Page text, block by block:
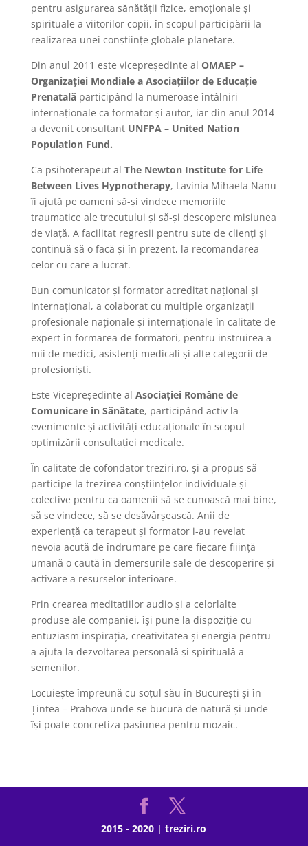
pentru asigurarea sănătății fizice, emoționale și
spirituale a viitorilor copii, în scopul participării la
realizarea unei conștiințe globale planetare.
Din anul 2011 este vicepreședinte al OMAEP –
Organizației Mondiale a Asociațiilor de Educație
Prenatalăparticipând la numeroase întâlniri
internaționale ca formator și autor, iar din anul 2014
a devenit consultant UNFPA – United Nation
Population Fund.
Ca psihoterapeut al The Newton Institute for Life
Between Lives Hypnotherapy, Lavinia Mihaela Nanu
îi ajută pe oameni să-și vindece memoriile
traumatice ale trecutului și să-și descopere misiunea
de viață. A facilitat regresii pentru sute de clienți și
continuă să o facă și în prezent, la recomandarea
celor cu care a lucrat.
Bun comunicator și formator acreditat național și
internațional, a colaborat cu multiple organizații
profesionale naționale și internaționale în calitate de
expert în formarea de formatori, pentru instruirea a
mii de medici, asistenți medicali și alte categorii de
profesioniști.
Este Vicepreședinte al Asociației Române de
Comunicare în Sănătate, participând activ la
evenimente și activități educaționale în scopul
optimizării consultației medicale.
În calitate de cofondator treziri.ro, și-a propus să
participe la trezirea conștiințelor individuale și
colective pentru ca oamenii să se cunoască mai bine,
să se vindece, să se desăvârșească. Anii de
experiență ca terapeut și formator i-au revelat
nevoia acută de îndrumare pe care fiecare fiiință
umană o caută în demersurile sale de descoperire și
activare a resurselor interioare.
Prin crearea meditațiilor audio și a celorlalte
produse ale companiei, își pune la dispoziție cu
entuziasm inspirația, creativitatea și energia pentru
a ajuta la dezvoltarea personală și spirituală a
semenilor.
Locuiește împreună cu soțul său în București și în
Țintea – Prahova unde se bucură de natură și unde
își poate concretiza pasiunea pentru mozaic.
2015 - 2020 | treziri.ro